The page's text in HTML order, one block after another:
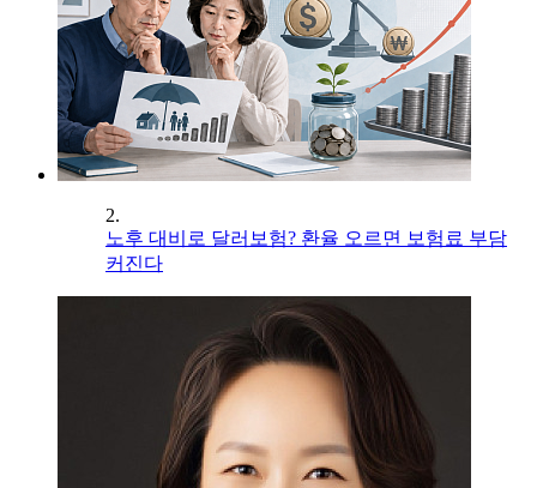
2.
노후 대비로 달러보험? 환율 오르면 보험료 부담
커진다